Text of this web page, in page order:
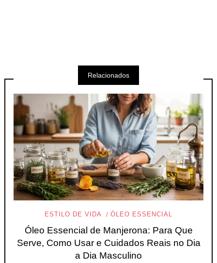
Relacionados
ESTILO DE VIDA ÓLEO ESSENCIAL
Óleo Essencial de Manjerona: Para Que
Serve, Como Usar e Cuidados Reais no Dia
a Dia Masculino